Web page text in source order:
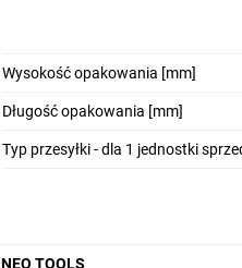
Wysokość opakowania [mm]
Długość opakowania [mm]
Typ przesyłki - dla 1 jednostki
NEO TOOLS